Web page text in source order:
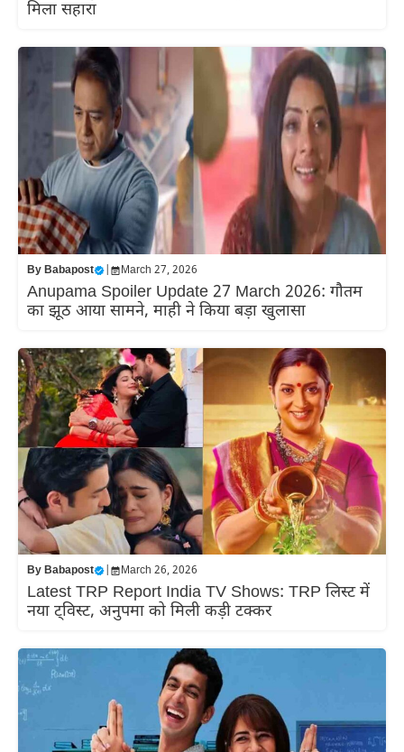
मिला सहारा
ByBabapost March 27, 2026
Anupama Spoiler Update 27 March 2026: गौतम
का झूठ आया सामने, माही ने किया बड़ा खुलासा
ByBabapost March 26, 2026
Latest TRP Report India TV Shows: TRP लिस्ट में
नया ट्विस्ट, अनुपमा को मिली कड़ी टक्कर